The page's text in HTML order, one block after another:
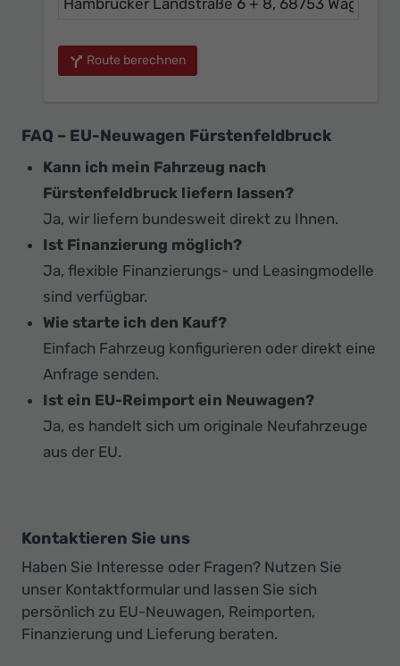
Route berechnen
FAQ – EU-Neuwagen Fürstenfeldbruck
Kann ich mein Fahrzeug nach
Fürstenfeldbruck liefern lassen?
Ja, wir liefern bundesweit direkt zu Ihnen.
Ist Finanzierung möglich?
Ja, flexible Finanzierungs- und Leasingmodelle
sind verfügbar.
Wie starte ich den Kauf?
Einfach Fahrzeug konfigurieren oder direkt eine
Anfrage senden.
Ist ein EU-Reimport ein Neuwagen?
Ja, es handelt sich um originale Neufahrzeuge
aus der EU.
Kontaktieren Sie uns
Haben Sie Interesse oder Fragen? Nutzen Sie
unser Kontaktformular und lassen Sie sich
persönlich zu EU-Neuwagen, Reimporten,
Finanzierung und Lieferung beraten.